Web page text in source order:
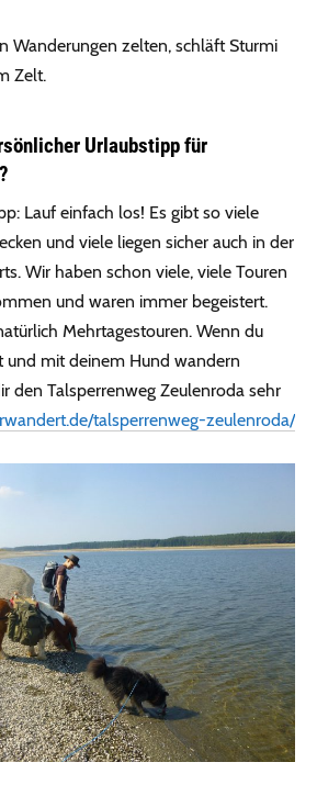
Wanderungen zelten, schläft Sturmi
Zelt.
Urlaubstipp für
Lauf einfach los! Es gibt so viele
und viele liegen sicher auch in der
Wir haben schon viele, viele Touren
und waren immer begeistert.
Mehrtagestouren. Wenn du
und mit deinem Hund wandern
den Talsperrenweg Zeulenroda sehr
talsperrenweg-zeulenroda/